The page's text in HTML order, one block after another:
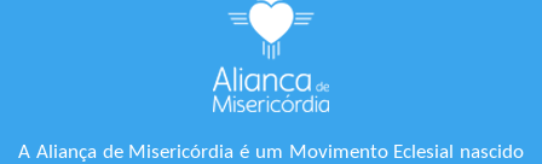
A Aliança de Misericórdia é um Movimento Eclesial nascido